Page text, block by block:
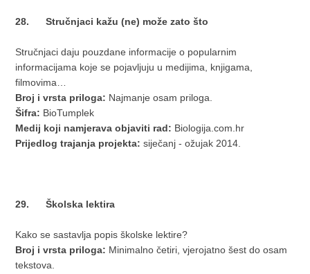
28. Stručnjaci kažu (ne) može zato što
Stručnjaci daju pouzdane informacije o popularnim
informacijama koje se pojavljuju u medijima, knjigama,
filmovima…
Broj i vrsta priloga: Najmanje osam priloga.
Šifra: BioTumplek
Medij koji namjerava objaviti rad: Biologija.com.hr
Prijedlog trajanja projekta: siječanj - ožujak 2014.
29. Školska lektira
Kako se sastavlja popis školske lektire?
Broj i vrsta priloga: Minimalno četiri, vjerojatno šest do osam
tekstova.